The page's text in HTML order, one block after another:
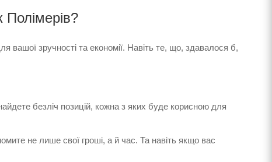
вашої зручності та економії. Навіть те, що, здавалося б,
безліч позицій, кожна з яких буде корисною для
не лише свої гроші, а й час. Та навіть якщо вас